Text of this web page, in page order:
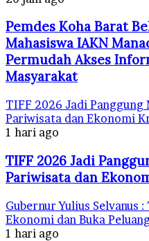
Pemdes Koha Barat
Mahasiswa IAKN
Permudah Akses
Masyarakat
TIFF 2026 Jadi
Pariwisata dan Ekonomi
1 hari ago
TIFF 2026 Jadi
Pariwisata dan
Gubernur Yulius Selvanus
Ekonomi dan Buka
1 hari ago